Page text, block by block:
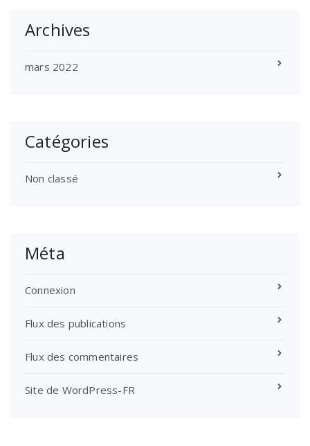
Archives
mars 2022
Catégories
Non classé
Méta
Connexion
Flux des publications
Flux des commentaires
Site de WordPress-FR